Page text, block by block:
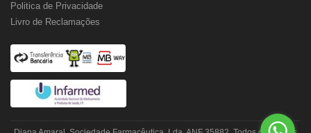
Politica de Privacidade
Livro de Reclamações